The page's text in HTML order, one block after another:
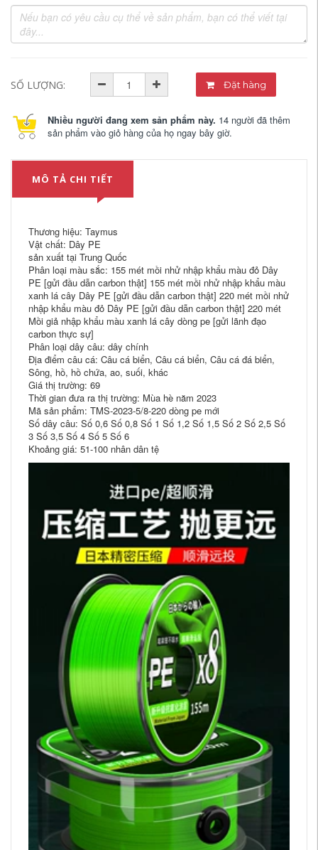
SỐ LƯỢNG: Đặt hàng
Nhiều người đang xem sản phẩm này. 14 người đã thêm
sản phẩm vào giỏ hàng của họ ngay bây giờ.
MÔ TẢ CHI TIẾT
Thương hiệu: Taymus
Vật chất: Dây PE
sản xuất tại Trung Quốc
Phân loại màu sắc: 155 mét mồi nhử nhập khẩu màu đỏ Dây
PE [gửi đầu dẫn carbon thật] 155 mét mồi nhử nhập khẩu màu
xanh lá cây Dây PE [gửi đầu dẫn carbon thật] 220 mét mồi nhử
nhập khẩu màu đỏ Dây PE [gửi đầu dẫn carbon thật] 220 mét
Mồi giả nhập khẩu màu xanh lá cây dòng pe [gửi lãnh đạo
carbon thực sự]
Phân loại dây câu: dây chính
Địa điểm câu cá: Câu cá biển, Câu cá biển, Câu cá đá biển,
Sông, hồ, hồ chứa, ao, suối, khác
Giá thị trường: 69
Thời gian đưa ra thị trường: Mùa hè năm 2023
Mã sản phẩm: TMS-2023-5/8-220 dòng pe mới
Số dây câu: Số 0,6 Số 0,8 Số 1 Số 1,2 Số 1,5 Số 2 Số 2,5 Số
3 Số 3,5 Số 4 Số 5 Số 6
Khoảng giá: 51-100 nhân dân tệ